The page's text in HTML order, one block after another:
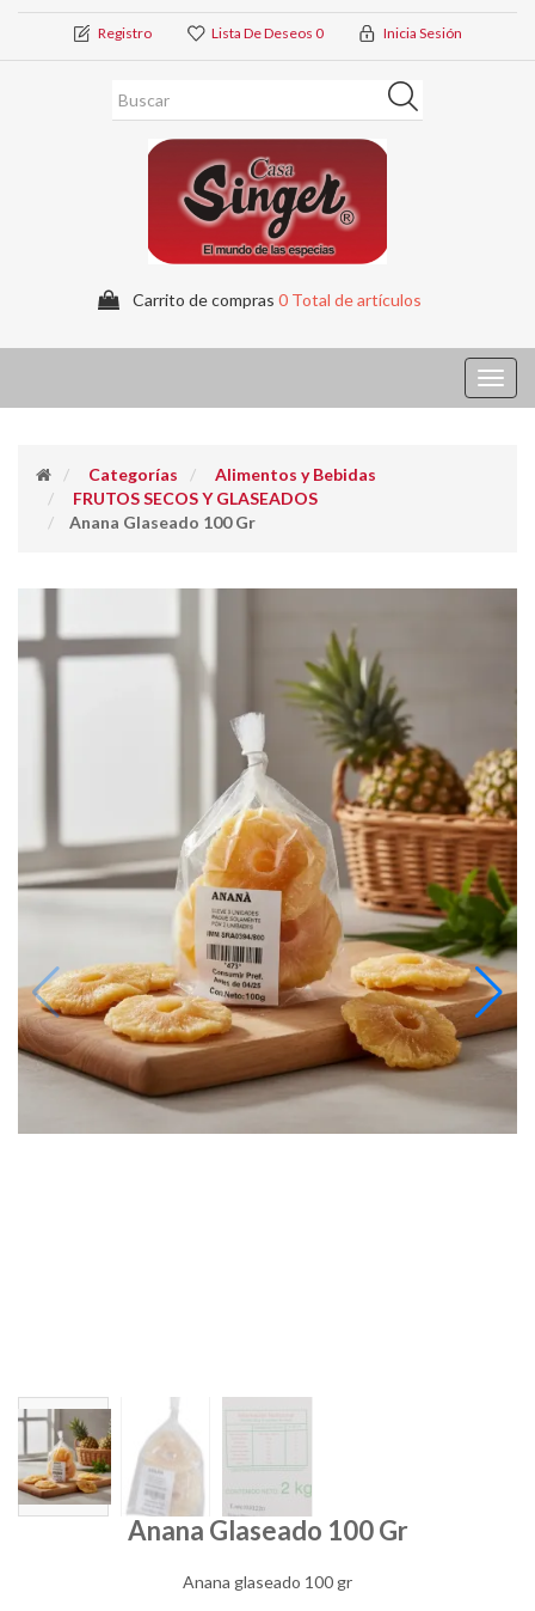
Registro Lista De Deseos 0 Inicia Sesión
Carrito de compras 0 Total de artículos
Categorías
Alimentos y Bebidas
FRUTOS SECOS Y GLASEADOS
Anana Glaseado 100 Gr
Anana Glaseado 100 Gr
Anana glaseado 100 gr